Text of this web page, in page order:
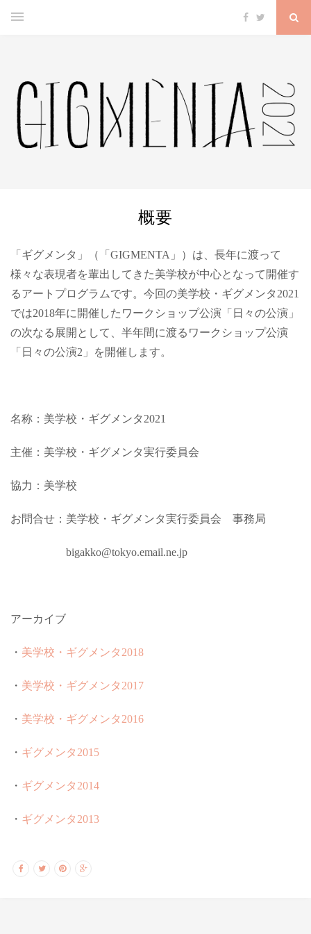
概要
「ギグメンタ」（「GIGMENTA」）は、長年に渡って
様々な表現者を輩出してきた美学校が中心となって開催す
るアートプログラムです。今回の美学校・ギグメンタ2021
では2018年に開催したワークショップ公演「日々の公演」
の次なる展開として、半年間に渡るワークショップ公演
「日々の公演2」を開催します。
名称：美学校・ギグメンタ2021
主催：美学校・ギグメンタ実行委員会
協力：美学校
お問合せ：美学校・ギグメンタ実行委員会 事務局
bigakko@tokyo.email.ne.jp
アーカイブ
・ 美学校・ギグメンタ2018
・ 美学校・ギグメンタ2017
・ 美学校・ギグメンタ2016
・ ギグメンタ2015
・ ギグメンタ2014
・ ギグメンタ2013